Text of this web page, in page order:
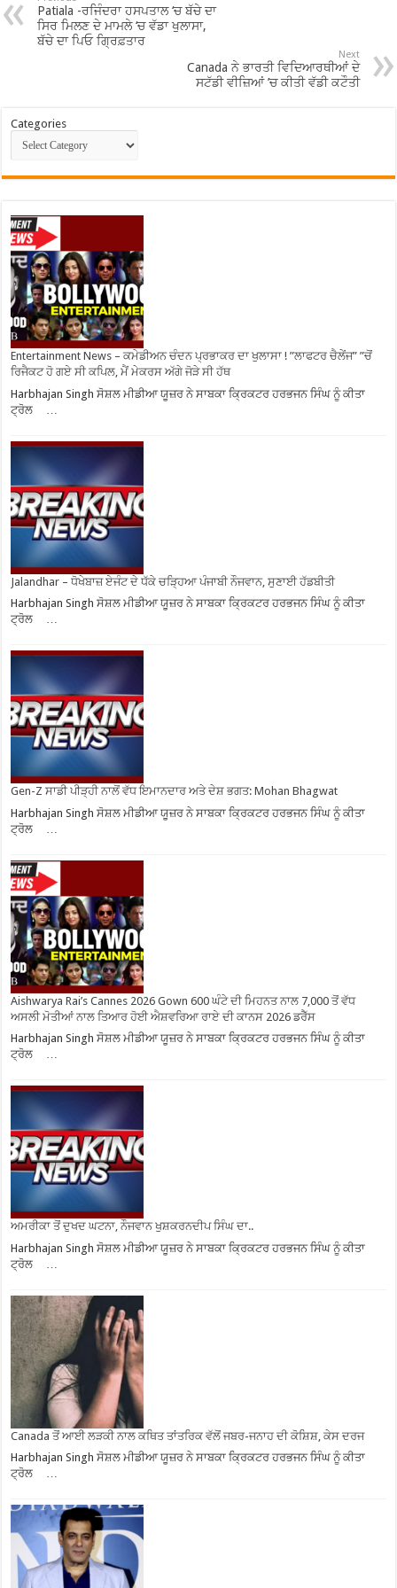
Patiala -ਰਜਿੰਦਰਾ ਹਸਪਤਾਲ ‘ਚ ਬੱਚੇ ਦਾ
ਸਿਰ ਮਿਲਣ ਦੇ ਮਾਮਲੇ ‘ਚ ਵੱਡਾ ਖੁਲਾਸਾ,
ਬੱਚੇ ਦਾ ਪਿਓ ਗ੍ਰਿਫ਼ਤਾਰ
Next
Canada ਨੇ ਭਾਰਤੀ ਵਿਦਿਆਰਥੀਆਂ ਦੇ
ਸਟੱਡੀ ਵੀਜ਼ਿਆਂ ’ਚ ਕੀਤੀ ਵੱਡੀ ਕਟੌਤੀ
Categories
Entertainment News – ਕਮੇਡੀਅਨ ਚੰਦਨ ਪ੍ਰਭਾਕਰ ਦਾ ਖੁਲਾਸਾ ! ”ਲਾਫਟਰ ਚੈਲੇਂਜ” ”ਚੋਂ
ਰਿਜੈਕਟ ਹੋ ਗਏ ਸੀ ਕਪਿਲ, ਮੈਂ ਮੇਕਰਸ ਅੱਗੇ ਜੋੜੇ ਸੀ ਹੱਥ
Harbhajan Singh ਸੋਸ਼ਲ ਮੀਡੀਆ ਯੂਜ਼ਰ ਨੇ ਸਾਬਕਾ ਕ੍ਰਿਕਟਰ ਹਰਭਜਨ ਸਿੰਘ ਨੂੰ ਕੀਤਾ
ਟ੍ਰੋਲ …
Jalandhar – ਧੋਖੇਬਾਜ਼ ਏਜੰਟ ਦੇ ਧੱਕੇ ਚੜ੍ਹਿਆ ਪੰਜਾਬੀ ਨੌਜਵਾਨ, ਸੁਣਾਈ ਹੱਡਬੀਤੀ
Harbhajan Singh ਸੋਸ਼ਲ ਮੀਡੀਆ ਯੂਜ਼ਰ ਨੇ ਸਾਬਕਾ ਕ੍ਰਿਕਟਰ ਹਰਭਜਨ ਸਿੰਘ ਨੂੰ ਕੀਤਾ
ਟ੍ਰੋਲ …
Gen-Z ਸਾਡੀ ਪੀੜ੍ਹੀ ਨਾਲੋਂ ਵੱਧ ਇਮਾਨਦਾਰ ਅਤੇ ਦੇਸ਼ ਭਗਤ: Mohan Bhagwat
Harbhajan Singh ਸੋਸ਼ਲ ਮੀਡੀਆ ਯੂਜ਼ਰ ਨੇ ਸਾਬਕਾ ਕ੍ਰਿਕਟਰ ਹਰਭਜਨ ਸਿੰਘ ਨੂੰ ਕੀਤਾ
ਟ੍ਰੋਲ …
Aishwarya Rai’s Cannes 2026 Gown 600 ਘੰਟੇ ਦੀ ਮਿਹਨਤ ਨਾਲ 7,000 ਤੋਂ ਵੱਧ
ਅਸਲੀ ਮੋਤੀਆਂ ਨਾਲ ਤਿਆਰ ਹੋਈ ਐਸ਼ਵਰਿਆ ਰਾਏ ਦੀ ਕਾਨਸ 2026 ਡਰੈੱਸ
Harbhajan Singh ਸੋਸ਼ਲ ਮੀਡੀਆ ਯੂਜ਼ਰ ਨੇ ਸਾਬਕਾ ਕ੍ਰਿਕਟਰ ਹਰਭਜਨ ਸਿੰਘ ਨੂੰ ਕੀਤਾ
ਟ੍ਰੋਲ …
ਅਮਰੀਕਾ ਤੋਂ ਦੁਖਦ ਘਟਨਾ, ਨੌਜਵਾਨ ਖੁਸ਼ਕਰਨਦੀਪ ਸਿੰਘ ਦਾ..
Harbhajan Singh ਸੋਸ਼ਲ ਮੀਡੀਆ ਯੂਜ਼ਰ ਨੇ ਸਾਬਕਾ ਕ੍ਰਿਕਟਰ ਹਰਭਜਨ ਸਿੰਘ ਨੂੰ ਕੀਤਾ
ਟ੍ਰੋਲ …
Canada ਤੋਂ ਆਈ ਲੜਕੀ ਨਾਲ ਕਥਿਤ ਤਾਂਤਰਿਕ ਵੱਲੋਂ ਜਬਰ-ਜਨਾਹ ਦੀ ਕੋਸ਼ਿਸ਼, ਕੇਸ ਦਰਜ
Harbhajan Singh ਸੋਸ਼ਲ ਮੀਡੀਆ ਯੂਜ਼ਰ ਨੇ ਸਾਬਕਾ ਕ੍ਰਿਕਟਰ ਹਰਭਜਨ ਸਿੰਘ ਨੂੰ ਕੀਤਾ
ਟ੍ਰੋਲ …